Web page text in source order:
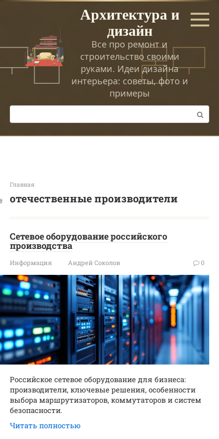
Перейти
Архитектура и
дизайн
Все про ремонт и
строительство своими
руками. Идеи дизайна
интерьера: советы, фото и
примеры
Поиск:
Главная
отечественные производители
Сетевое оборудование российского
производства
Информация Андрей Соколов 0
Российское сетевое оборудование для бизнеса:
производители, ключевые решения, особенности
выбора маршрутизаторов, коммутаторов и систем
безопасности.
Читать полностью